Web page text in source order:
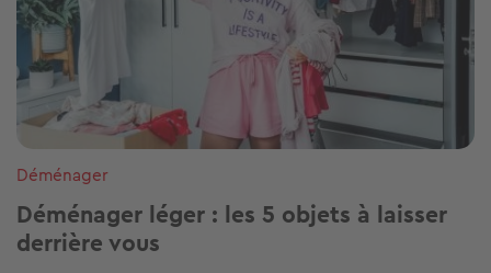
Déménager
Déménager léger : les 5 objets à laisser
derrière vous